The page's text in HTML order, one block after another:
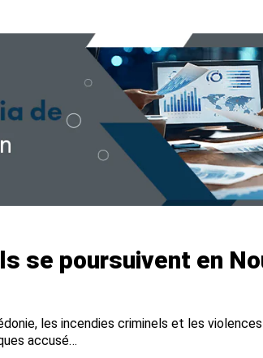
se poursuivent en
les incendies criminels et les
accusé…